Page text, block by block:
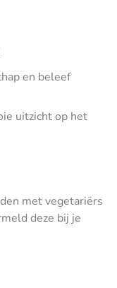
en beleef
uitzicht op het
met vegetariërs
deze bij je